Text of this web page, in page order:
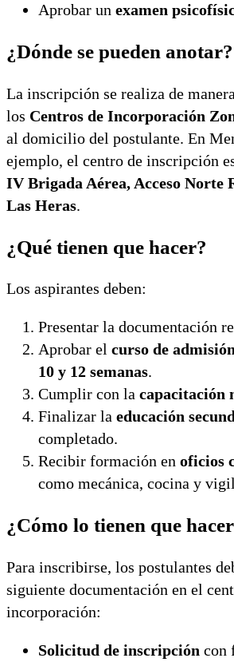
Aprobar un examen
¿Dónde se pueden anotar?
La inscripción se realiza de manera
los Centros de Incorporación
al domicilio del postulante. En
ejemplo, el centro de inscripción
IV Brigada Aérea, Acceso Norte
Las Heras.
¿Qué tienen que hacer?
Los aspirantes deben:
Presentar la documentación
Aprobar el curso de admisión
10 y 12 semanas.
Cumplir con la
Finalizar la educación
completado.
Recibir formación en oficios
como mecánica, cocina y
¿Cómo lo tienen que
Para inscribirse, los postulantes
siguiente documentación en el
incorporación:
Solicitud de inscripción con